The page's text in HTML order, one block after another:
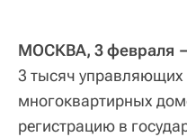
МОСКВА, 3 февраля
3 тысяч
многоквартирных
регистрацию в